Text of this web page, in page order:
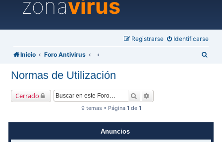
zonavirus
Identificarse
Registrarse
Inicio Foro Antivirus
Normas de Utilización
Cerrado Buscar
9 temas • Página 1 de 1
Anuncios